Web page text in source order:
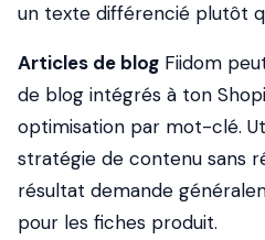
un texte différencié plutôt
Articles de blog Fiidom
de blog intégrés à ton
optimisation par mot-clé.
stratégie de contenu sans
résultat demande
pour les fiches produit.